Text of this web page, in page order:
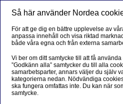
PlusGirot på
Här hittar du information om
logga in till våra nättjänster
menyn.
Så här använder Nordea
För att ge dig en bättre upplevelse av
anpassa innehåll och visa riktad
både våra egna och från externa
Vi ber om ditt samtycke till att få
”Godkänn alla” samtycker du till alla
samarbetsparter, annars väljer du själv
kategorierna nedan. Nödvändiga
ska fungera omfattas inte. Du kan när
samtycke.